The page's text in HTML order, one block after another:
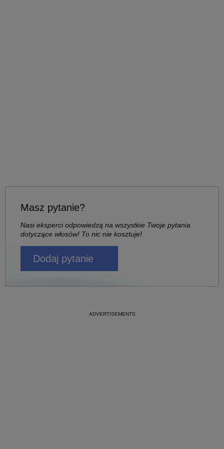
Masz pytanie?
Nasi eksperci odpowiedzą na wszystkie Twoje pytania
dotyczące włosów! To nic nie kosztuje!
Dodaj pytanie